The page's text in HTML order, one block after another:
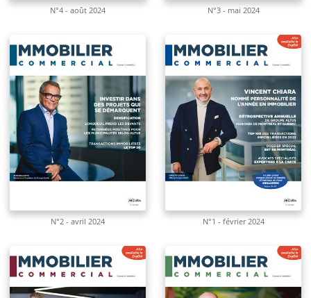
N°4 - août 2024 N°3 - mai 2024
N°2 - avril 2024 N°1 - février 2024